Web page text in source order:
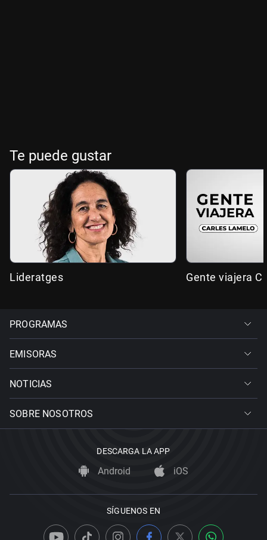
Te puede gustar
Lideratges Gente viajera
PROGRAMAS
EMISORAS
NOTICIAS
SOBRE NOSOTROS
DESCARGA LA APP
Android iOS
SÍGUENOS EN